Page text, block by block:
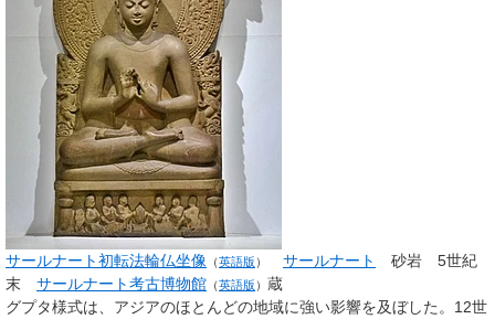
サールナート初転法輪仏坐像 （英語版 ） サールナート
砂岩 5世紀
末 サールナート考古博物館 （英語版 ） 蔵
グプタ様式は、アジアのほとんどの地域に強い影響を及ぼした。12世